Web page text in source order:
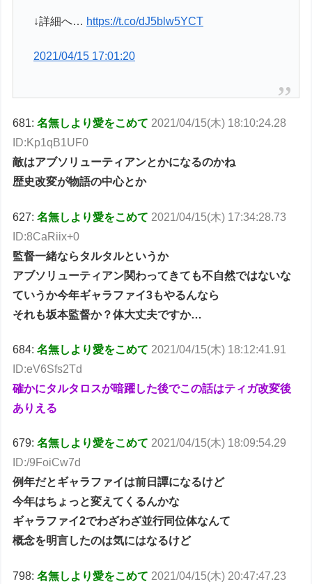
↓詳細へ… https://t.co/dJ5blw5YCT
2021/04/15 17:01:20
681:名無しより愛をこめて 2021/04/15(木) 18:10:24.28
ID:Kp1qB1UF0
敵はアブソリューティアンとかになるのかね
歴史改変が物語の中心とか
627:名無しより愛をこめて 2021/04/15(木) 17:34:28.73
ID:8CaRiix+0
監督一緒ならタルタルというか
アブソリューティアン関わってきても不自然ではないな
ていうか今年ギャラファイ3もやるんなら
それも坂本監督か？体大丈夫ですか…
684:名無しより愛をこめて 2021/04/15(木) 18:12:41.91
ID:eV6Sfs2Td
確かにタルタロスが暗躍した後でこの話はティガ改変後
ありえる
679:名無しより愛をこめて 2021/04/15(木) 18:09:54.29
ID:/9FoiCw7d
例年だとギャラファイは前日譚になるけど
今年はちょっと変えてくるんかな
ギャラファイ2でわざわざ並行同位体なんて
概念を明言したのは気にはなるけど
798:名無しより愛をこめて 2021/04/15(木) 20:47:47.23